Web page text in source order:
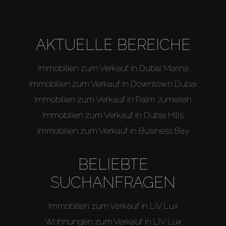
AKTUELLE BEREICHE
Immobilien zum Verkauf in Dubai Marina
Immobilien zum Verkauf in Downtown Dubai
Immobilien zum Verkauf in Palm Jumeirah
Immobilien zum Verkauf in Dubai Hills
Immobilien zum Verkauf in Business Bay
BELIEBTE
SUCHANFRAGEN
Immobilien zum Verkauf in LIV Lux
Wohnungen zum Verkauf in LIV Lux